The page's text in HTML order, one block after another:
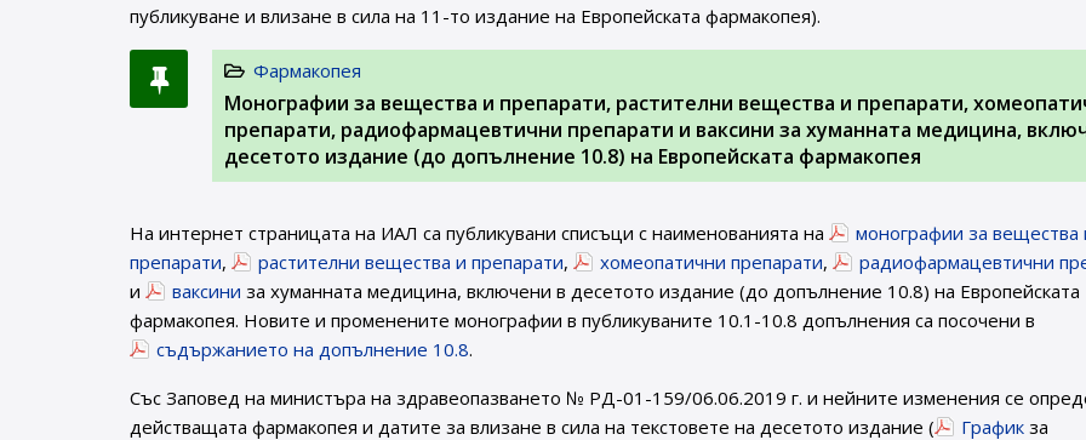
публикуване и влизане в сила на 11-то издание на Европейската фармакопея).
Фармакопея
Монографии за вещества и препарати, растителни вещества и препарати,
препарати, радиофармацевтични препарати и ваксини за хуманната медицина,
десетото издание (до допълнение 10.8) на Европейската фармакопея
На интернет страницата на ИАЛ са публикувани списъци с наименованията на
монографии за вещества
препарати, растителни вещества и препарати, хомеопатични препарати,
радиофармацевтични
и
ваксини за хуманната медицина, включени в десетото издание (до допълнение 10.8) на Европейската
фармакопея. Новите и променените монографии в публикуваните 10.1-10.8 допълнения са посочени в
съдържанието на допълнение 10.8.
Със Заповед на министъра на здравеопазването № РД-01-159/06.06.2019 г. и нейните изменения се
действащата фармакопея и датите за влизане в сила на текстовете на десетото издание (
График за